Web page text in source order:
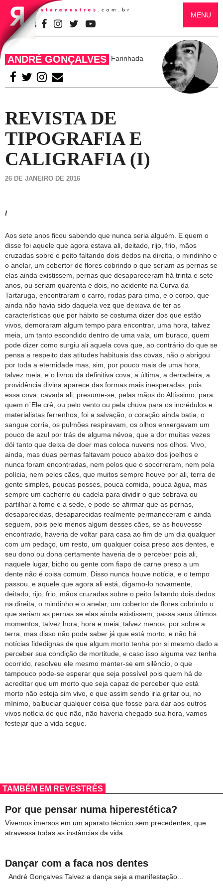
SIGA-NOS
MENU
ANDRÉ GONÇALVES Farinhada
REVISTA DE
TIPOGRAFIA E
CALIGRAFIA (I)
26 DE JANEIRO DE 2016
I
Aos sete anos ficou sabendo que nunca seria alguém. E quem o
disse foi aquele que agora estava ali, deitado, rijo, frio, mãos
cruzadas sobre o peito faltando dois dedos na direita, o mindinho e
o anelar, um cobertor de flores cobrindo o que seriam as pernas se
elas ainda existissem, pernas que desapareceram há trinta e sete
anos, ou seriam quarenta e dois, no acidente na Curva da
Tartaruga, encontraram o carro, rodas para cima, e o corpo, que
ainda não havia sido daquela vez que deixava de ter as
características que por hábito se costuma dizer dos que estão
vivos, demoraram algum tempo para encontrar, uma hora, talvez
meia, um tanto escondido dentro de uma vala, um buraco, quem
pode dizer como surgiu ali aquela cova que, ao contrário do que se
pensa a respeito das atitudes habituais das covas, não o abrigou
por toda a eternidade mas, sim, por pouco mais de uma hora,
talvez meia, e o livrou da definitiva cova, a última, a derradeira, a
providência divina aparece das formas mais inesperadas, pois
essa cova, cavada ali, presume-se, pelas mãos do Altíssimo, para
quem n´Ele crê, ou pelo vento ou pela chuva para os incrédulos e
materialistas ferrenhos, foi a salvação, o coração ainda batia, o
sangue corria, os pulmões respiravam, os olhos enxergavam um
pouco de azul por trás de alguma névoa, que a dor muitas vezes
dói tanto que deixa de doer mas coloca nuvens nos olhos. Vivo,
ainda, mas duas pernas faltavam pouco abaixo dos joelhos e
nunca foram encontradas, nem pelos que o socorreram, nem pela
polícia, nem pelos cães, que muitos sempre houve por ali, terra de
gente simples, poucas posses, pouca comida, pouca água, mas
sempre um cachorro ou cadela para dividir o que sobrava ou
partilhar a fome e a sede, e pode-se afirmar que as pernas,
desaparecidas, desaparecidas realmente permaneceram e ainda
seguem, pois pelo menos algum desses cães, se as houvesse
encontrado, haveria de voltar para casa ao fim de um dia qualquer
com um pedaço, um resto, um qualquer coisa preso aos dentes, e
seu dono ou dona certamente haveria de o perceber pois ali,
naquele lugar, bicho ou gente com fiapo de carne preso a um
dente não é coisa comum. Disso nunca houve notícia, e o tempo
passou, e aquele que agora ali está, digamo-lo novamente,
deitado, rijo, frio, mãos cruzadas sobre o peito faltando dois dedos
na direita, o mindinho e o anelar, um cobertor de flores cobrindo o
que seriam as pernas se elas ainda existissem, passa seus últimos
momentos, talvez hora, hora e meia, talvez menos, por sobre a
terra, mas disso não pode saber já que está morto, e não há
notícias fidedignas de que algum morto tenha por si mesmo dado a
perceber sua condição de mortitude, e caso isso alguma vez tenha
ocorrido, resolveu ele mesmo manter-se em silêncio, o que
tampouco pode-se esperar que seja possível pois quem há de
acreditar que um morto que seja capaz de perceber que está
morto não esteja sim vivo, e que assim sendo iria gritar ou, no
mínimo, balbuciar qualquer coisa que fosse para dar aos outros
vivos notícia de que não, não haveria chegado sua hora, vamos
festejar que a vida segue.
TAMBÉM EM REVESTRÉS
Por que pensar numa hiperestética?
Vivemos imersos em um aparato técnico sem precedentes, que
atravessa todas as instâncias da vida...
Dançar com a faca nos dentes
André Gonçalves Talvez a dança seja a manifestação...